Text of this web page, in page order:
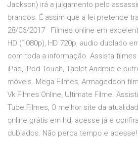
Jackson) irá a julgamento pelo
brancos. É assim que a lei pretende
28/06/2017 · Filmes online em
HD (1080p), HD 720p, audio dublado
com toda a informação. Assista filmes
iPad, iPod Touch, Tablet Android e
móveis. Mega Filmes, Armageddon
Vk Filmes Online, Ultimate Filme.
Tube Filmes, O melhor site da
online grátis em hd, acesse já e
dublados. Não perca tempo e acesse!